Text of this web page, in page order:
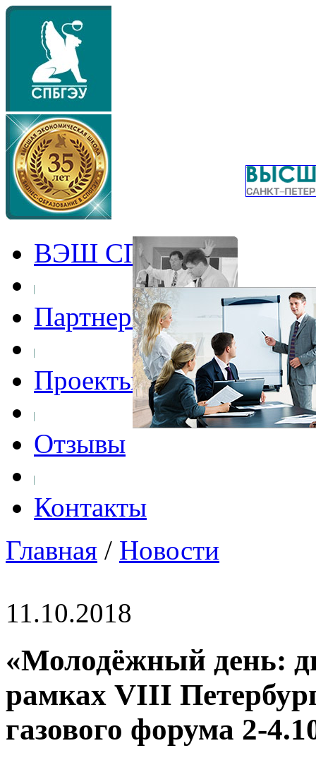
ВЭШ СПбГЭУ
Партнеры
Проекты
Отзывы
Контакты
Главная / Новости
11.10.2018
«Молодёжный день:
рамках VIII
газового форума 2-